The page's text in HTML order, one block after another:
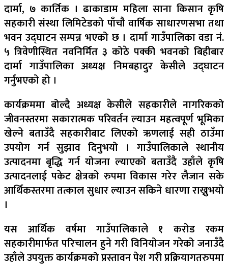
दार्मा, ७ कार्तिक । ढाकाडाम महिला साना किसान कृषि
सहकारी संस्था लिमिटेडको पाँचौ वार्षिक साधारणसभा तथा
भवन उद्घाटन सम्पन्न भएको छ । दार्मा गाउँपालिका वडा नं.
५ त्रिवेणीस्थित नवनिर्मित ३ कोठे पक्की भवनको बिहीबार
दार्मा गाउँपालिका अध्यक्ष निमबहादुर केसीले उद्घाटन
गर्नुभएको हो ।
कार्यक्रममा बोल्दै अध्यक्ष केसीले सहकारीले नागरिकको
जीवनस्तरमा सकारात्मक परिवर्तन ल्याउन महत्वपूर्ण भूमिका
खेल्ने बताउँदै सहकारीबाट लिएको ऋणलाई सही ठाउँमा
उपयोग गर्न सुझाव दिनुभयो । गाउँपालिकाले स्थानीय
उत्पादनमा बृद्धि गर्न योजना ल्याएको बताउँदै उहाँले कृषि
उत्पादनलाई पकेट क्षेत्रको रुपमा विकास गरेर लैजान सके
आर्थिकस्तरमा तत्काल सुधार ल्याउन सकिने धारणा राख्नुभयो
।
यस आर्थिक वर्षमा गाउँपालिकाले १ करोड रकम
सहकारीमार्फत परिचालन हुने गरी विनियोजन गरेको जनाउँदै
उहाँले उपयुक्त कार्यक्रमको प्रस्तावन पेश गरी प्रक्रियागतरुपमा